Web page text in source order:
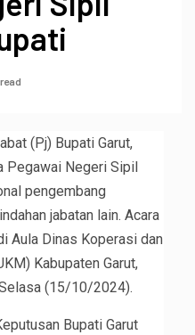
(Pj) Bupati Garut,
Pegawai Negeri Sipil
pengembang
jabatan lain. Acara
Aula Dinas Koperasi dan
Kabupaten Garut,
(15/10/2024).
Bupati Garut